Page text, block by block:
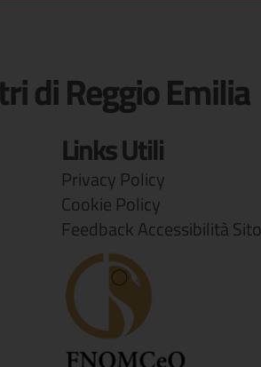
di Reggio Emilia
Links Utili
Privacy Policy
Cookie Policy
Feedback Accessibilità Sito